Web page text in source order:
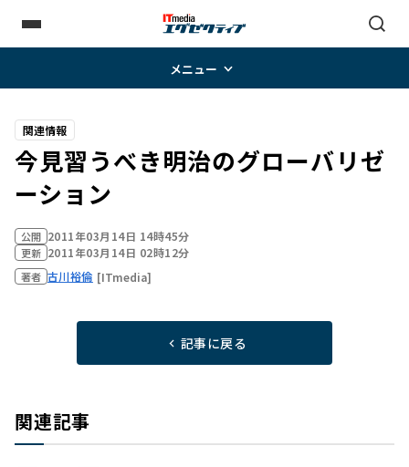
メニュー
関連情報
今見習うべき明治のグローバリゼ
ーション
公開 2011年03月14日 14時45分
更新 2011年03月14日 02時12分
著者 古川裕倫 [ITmedia]
記事に戻る
関連記事